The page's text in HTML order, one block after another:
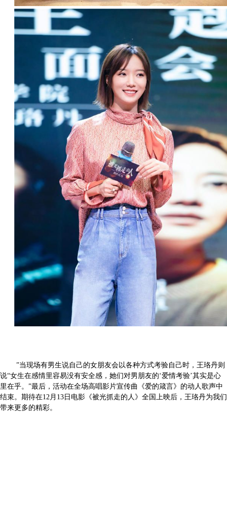
”当现场有男生说自己的女朋友会以各种方式考验自己时，王珞丹则
说“女生在感情里容易没有安全感，她们对男朋友的‘爱情考验’其实是心
里在乎。”最后，活动在全场高唱影片宣传曲《爱的箴言》的动人歌声中
结束。期待在12月13日电影《被光抓走的人》全国上映后，王珞丹为我们
带来更多的精彩。